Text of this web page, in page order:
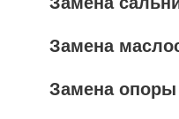
Замена
Замена опоры